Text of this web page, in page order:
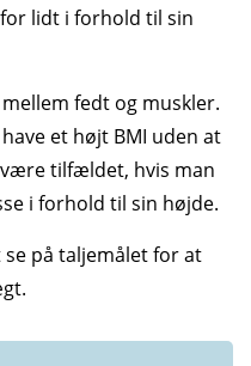
lidt i forhold til sin
fedt og muskler.
et højt BMI uden at
tilfældet, hvis man
i forhold til sin højde.
på taljemålet for at